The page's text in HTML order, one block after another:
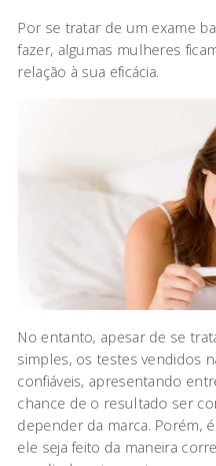
Por se tratar de um exame
fazer, algumas mulheres
relação à sua eficácia.
No entanto, apesar de se
simples, os testes vendidos
confiáveis, apresentando
chance de o resultado ser
depender da marca. Porém,
ele seja feito da maneira